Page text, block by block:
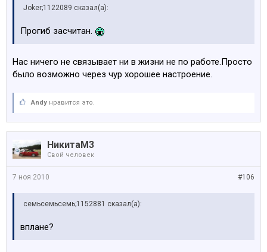
Joker;1122089 сказал(а):
Прогиб засчитан.
Нас ничего не связывает ни в жизни не по работе.Просто
было возможно через чур хорошее настроение.
Andy нравится это.
НикитаМ3
Свой человек
#106
7 ноя 2010
семьсемьсемь;1152881 сказал(а):
вплане?